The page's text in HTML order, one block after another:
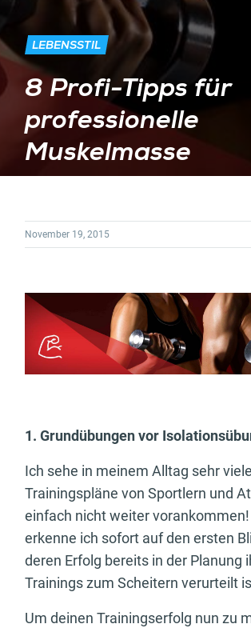
LEBENSSTIL
8 Profi-Tipps für
professionelle
Muskelmasse
November 19, 2015
1. Grundübungen vor
Ich sehe in meinem Alltag sehr viele
Trainingspläne von Sportlern und
einfach nicht weiter
erkenne ich sofort auf den ersten
deren Erfolg bereits in der Planung
Trainings zum Scheitern verurteilt
Um deinen Trainingserfolg nun zu